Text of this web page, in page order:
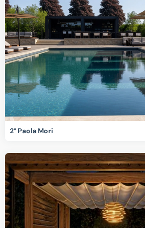
2° Paola Mori